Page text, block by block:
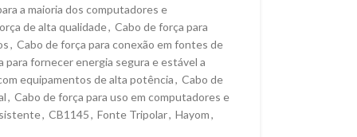
a maioria dos computadores e
de alta qualidade, Cabo de força para
, Cabo de força para conexão em fontes de
para fornecer energia segura e estável a
equipamentos de alta potência, Cabo de
, Cabo de força para uso em computadores e
, CB1145, Fonte Tripolar, Hayom,